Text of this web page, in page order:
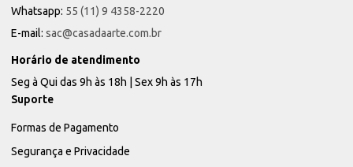
Whatsapp: 55 (11) 9 4358-2220
E-mail: sac@casadaarte.com.br
Horário de atendimento
Seg à Qui das 9h às 18h | Sex 9h às 17h
Suporte
Formas de Pagamento
Segurança e Privacidade